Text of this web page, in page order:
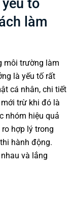
tố
làm
môi trường làm
là yếu tố rất
cá nhân, chi tiết
trừ khi đó là
nhóm hiệu quả
hợp lý trong
hành động.
và lắng